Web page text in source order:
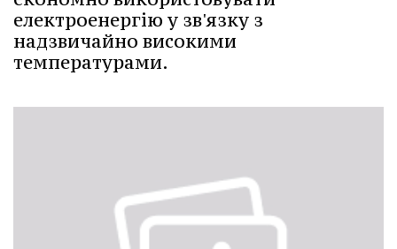
електроенергію у зв'язку з
надзвичайно високими
температурами.